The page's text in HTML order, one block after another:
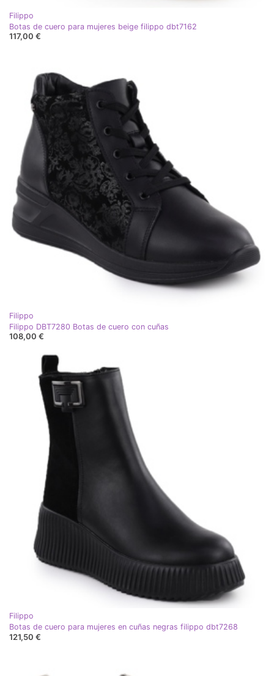
Filippo
Botas de cuero para mujeres beige filippo dbt7162
117,00 €
Filippo
Filippo DBT7280 Botas de cuero con cuñas
108,00 €
Filippo
Botas de cuero para mujeres en cuñas negras filippo dbt7268
121,50 €